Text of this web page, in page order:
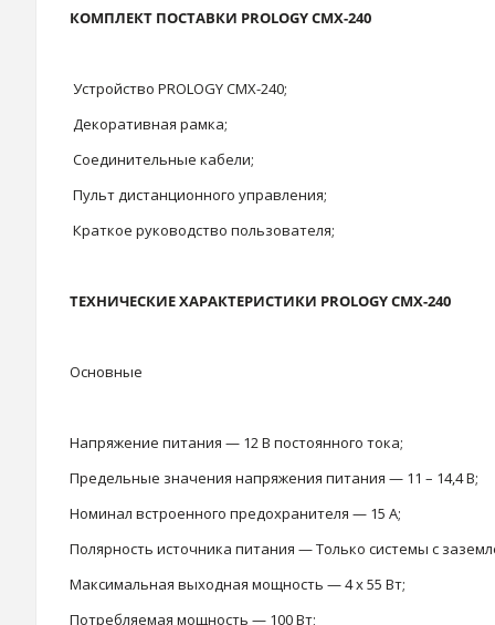
КОМПЛЕКТ ПОСТАВКИ PROLOGY CMX-240
Устройство PROLOGY CMX-240;
Декоративная рамка;
Соединительные кабели;
Пульт дистанционного управления;
Краткое руководство пользователя;
ТЕХНИЧЕСКИЕ ХАРАКТЕРИСТИКИ PROLOGY CMX-240
Основные
Напряжение питания — 12 В постоянного тока;
Предельные значения напряжения питания — 11 – 14,4 В;
Номинал встроенного предохранителя — 15 А;
Полярность источника питания — Только системы с
Максимальная выходная мощность — 4 x 55 Вт;
Потребляемая мощность — 100 Вт;